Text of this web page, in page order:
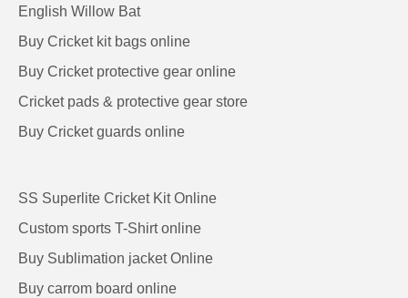
English Willow Bat
Buy Cricket kit bags online
Buy Cricket protective gear online
Cricket pads & protective gear store
Buy Cricket guards online
SS Superlite Cricket Kit Online
Custom sports T-Shirt online
Buy Sublimation jacket Online
Buy carrom board online